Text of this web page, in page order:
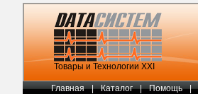
Товары и Технологии ХХI
Главная | Каталог | Помощь |